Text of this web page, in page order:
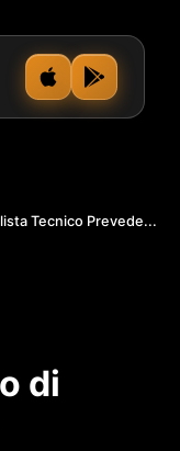
Tecnico Prevede...
di